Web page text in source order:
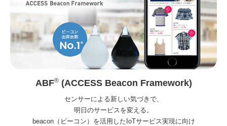
ABF®(ACCESS Beacon Framework)
センサーによる新しい気づきで、
明日のサービスを変える。
beacon（ビーコン）を活用したIoTサービス実現に向け